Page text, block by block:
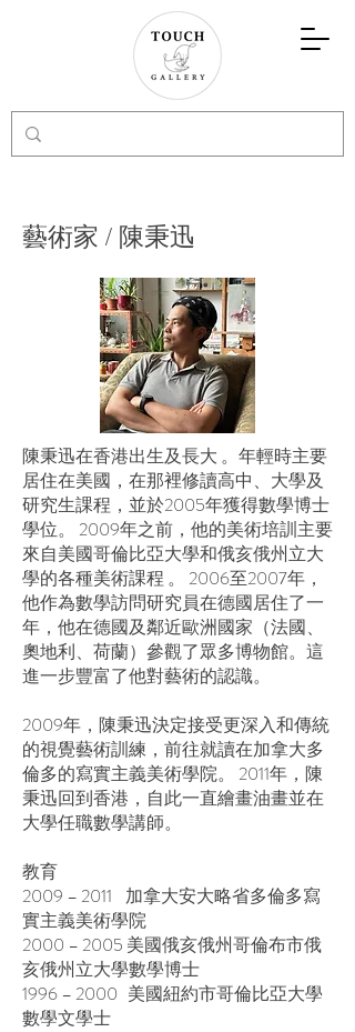
藝術家 / 陳秉迅
陳秉迅在香港出生及長大 。年輕時主要
居住在美國，在那裡修讀高中、大學及
研究生課程，並於2005年獲得數學博士
學位。 2009年之前，他的美術培訓主要
來自美國哥倫比亞大學和俄亥俄州立大
學的各種美術課程 。 2006至2007年，
他作為數學訪問研究員在德國居住了一
年，他在德國及鄰近歐洲國家（法國、
奧地利、荷蘭）參觀了眾多博物館。這
進一步豐富了他對藝術的認識。
2009年，陳秉迅決定接受更深入和傳統
的視覺藝術訓練，前往就讀在加拿大多
倫多的寫實主義美術學院。 2011年，陳
秉迅回到香港，自此一直繪畫油畫並在
大學任職數學講師。
教育
2009 – 2011 加拿大安大略省多倫多寫
實主義美術學院
2000 – 2005 美國俄亥俄州哥倫布市俄
亥俄州立大學數學博士
1996 – 2000 美國紐約市哥倫比亞大學
數學文學士